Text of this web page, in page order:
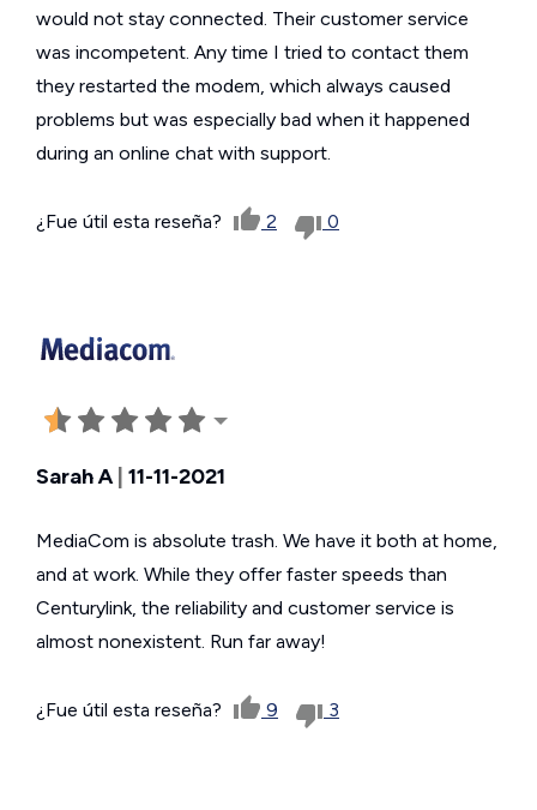
would not stay connected. Their customer service
was incompetent. Any time I tried to contact them
they restarted the modem, which always caused
problems but was especially bad when it happened
during an online chat with support.
¿Fue útil esta reseña? 2 0
Sarah A| 11-11-2021
MediaCom is absolute trash. We have it both at home,
and at work. While they offer faster speeds than
Centurylink, the reliability and customer service is
almost nonexistent. Run far away!
¿Fue útil esta reseña? 9 3